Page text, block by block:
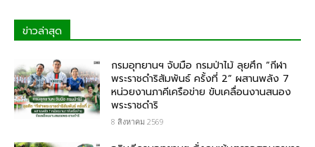
ข่าวล่าสุด
กรมอุทยานฯ จับมือ กรมป่าไม้ ลุยศึก “กีฬา
พระราชดำริสัมพันธ์ ครั้งที่ 2” ผสานพลัง 7
หน่วยงานภาคีเครือข่าย ขับเคลื่อนงานสนอง
พระราชดำริ
8 สิงหาคม 2569